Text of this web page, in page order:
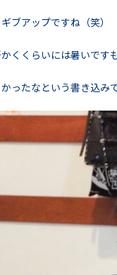
ギブアップですね（笑
くくらいには暑いです
かったなという書き込み